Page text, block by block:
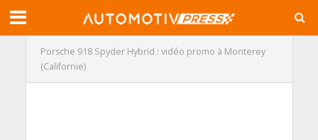
Porsche 918 Spyder Hybrid : vidéo promo à Monterey
(Californie)